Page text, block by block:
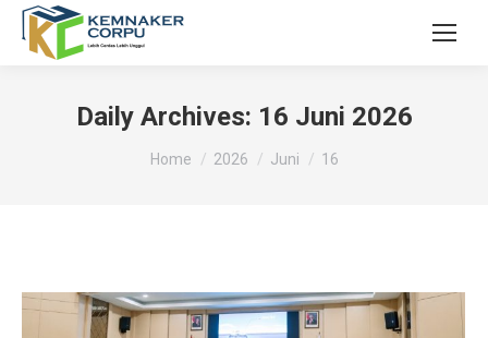
Daily Archives: 16 Juni 2026
You are here:
Home 2026 Juni 16